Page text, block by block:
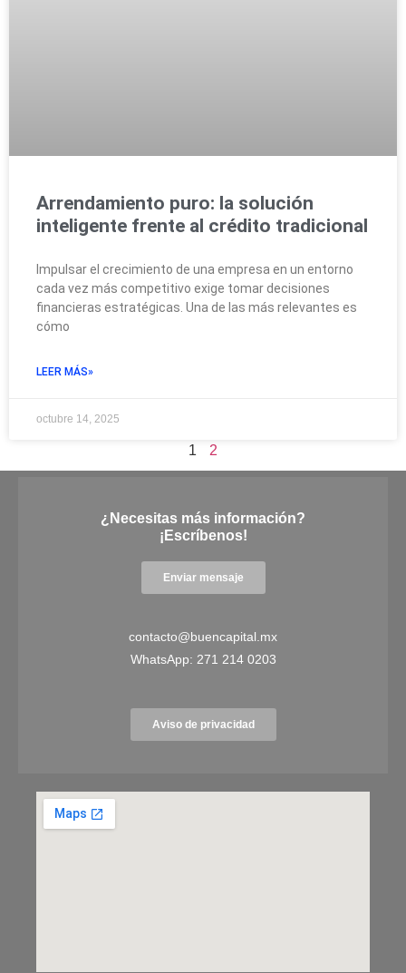
Arrendamiento puro: la solución
inteligente frente al crédito tradicional
Impulsar el crecimiento de una empresa en un entorno
cada vez más competitivo exige tomar decisiones
financieras estratégicas. Una de las más relevantes es
cómo
LEER MÁS»
octubre 14, 2025
1 2
¿Necesitas más información?
¡Escríbenos!
Enviar mensaje
contacto@buencapital.mx
WhatsApp: 271 214 0203
Aviso de privacidad